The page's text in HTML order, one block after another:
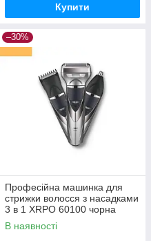
Купити
–30%
Професійна машинка для
стрижки волосся з насадками
3 в 1 XRPO 60100 чорна
(40995-DSP-60100)
В наявності